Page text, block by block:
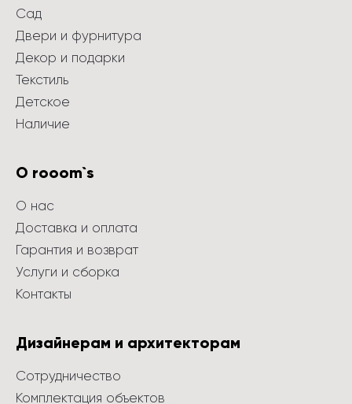
Сад
Двери и фурнитура
Декор и подарки
Текстиль
Детское
Наличие
О rooom`s
О нас
Доставка и оплата
Гарантия и возврат
Услуги и сборка
Контакты
Дизайнерам и архитекторам
Сотрудничество
Комплектация объектов